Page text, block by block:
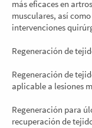
más eficaces en
musculares, así
intervenciones
Regeneración de
Regeneración de
aplicable a lesiones
Regeneración para
recuperación de